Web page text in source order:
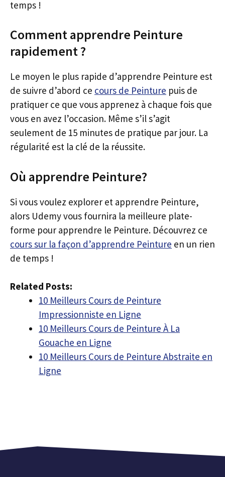
temps !
Comment apprendre Peinture
rapidement ?
Le moyen le plus rapide d’apprendre Peinture est
de suivre d’abord ce cours de Peinture puis de
pratiquer ce que vous apprenez à chaque fois que
vous en avez l’occasion. Même s’il s’agit
seulement de 15 minutes de pratique par jour. La
régularité est la clé de la réussite.
Où apprendre Peinture?
Si vous voulez explorer et apprendre Peinture,
alors Udemy vous fournira la meilleure plate-
forme pour apprendre le Peinture. Découvrez ce
cours sur la façon d’apprendre Peinture en un rien
de temps !
Related Posts:
10 Meilleurs Cours de Peinture
Impressionniste en Ligne
10 Meilleurs Cours de Peinture À La
Gouache en Ligne
10 Meilleurs Cours de Peinture Abstraite en
Ligne